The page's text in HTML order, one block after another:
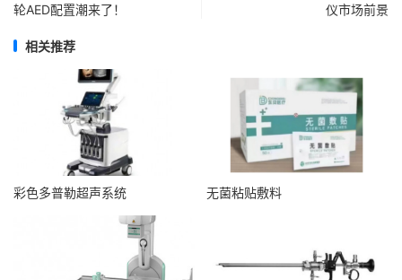
轮AED配置潮来了！
仪市场前景
相关推荐
彩色多普勒超声系统 无菌粘贴敷料